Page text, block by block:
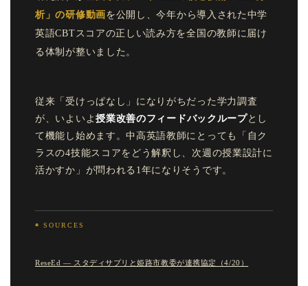
析」の研修動画を公開し、今年から導入された中学
英語CBTスコアの正しい読み方を全国の教師に届け
る体制が整いました。
従来「受けっぱなし」になりがちだった学力調査
が、いよいよ授業改善のフィードバックループとし
て機能し始めます。中高英語教師にとっても「自ク
ラスの4技能スコアをどう解釈し、次週の授業設計に
活かすか」が問われる1年になりそうです。
◉ SOURCES
ReseEd — スタディサプリと姫路市教委が連携協定（4/20）